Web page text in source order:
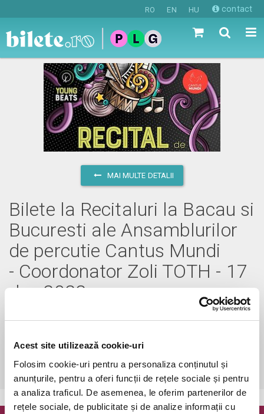
Acest site utilizează cookie-uri
Folosim cookie-uri pentru a personaliza conținutul și
anunțurile, pentru a oferi funcții de rețele sociale și pentru
a analiza traficul. De asemenea, le oferim partenerilor de
rețele sociale, de publicitate și de analize informații cu
RO EN HU contact
MAI MULTE DETALII
Bilete la Recitaluri la Bacau si
Bucuresti ale Ansamblurilor
de percutie Cantus Mundi
- Coordonator Zoli TOTH - 17
dec 2022
sâmbătă, 17 decembrie 2022 ora 19:00
Bilete.ro